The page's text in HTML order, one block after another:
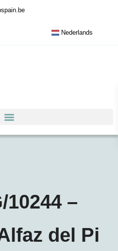
Nederlands
10244 –
del Pi